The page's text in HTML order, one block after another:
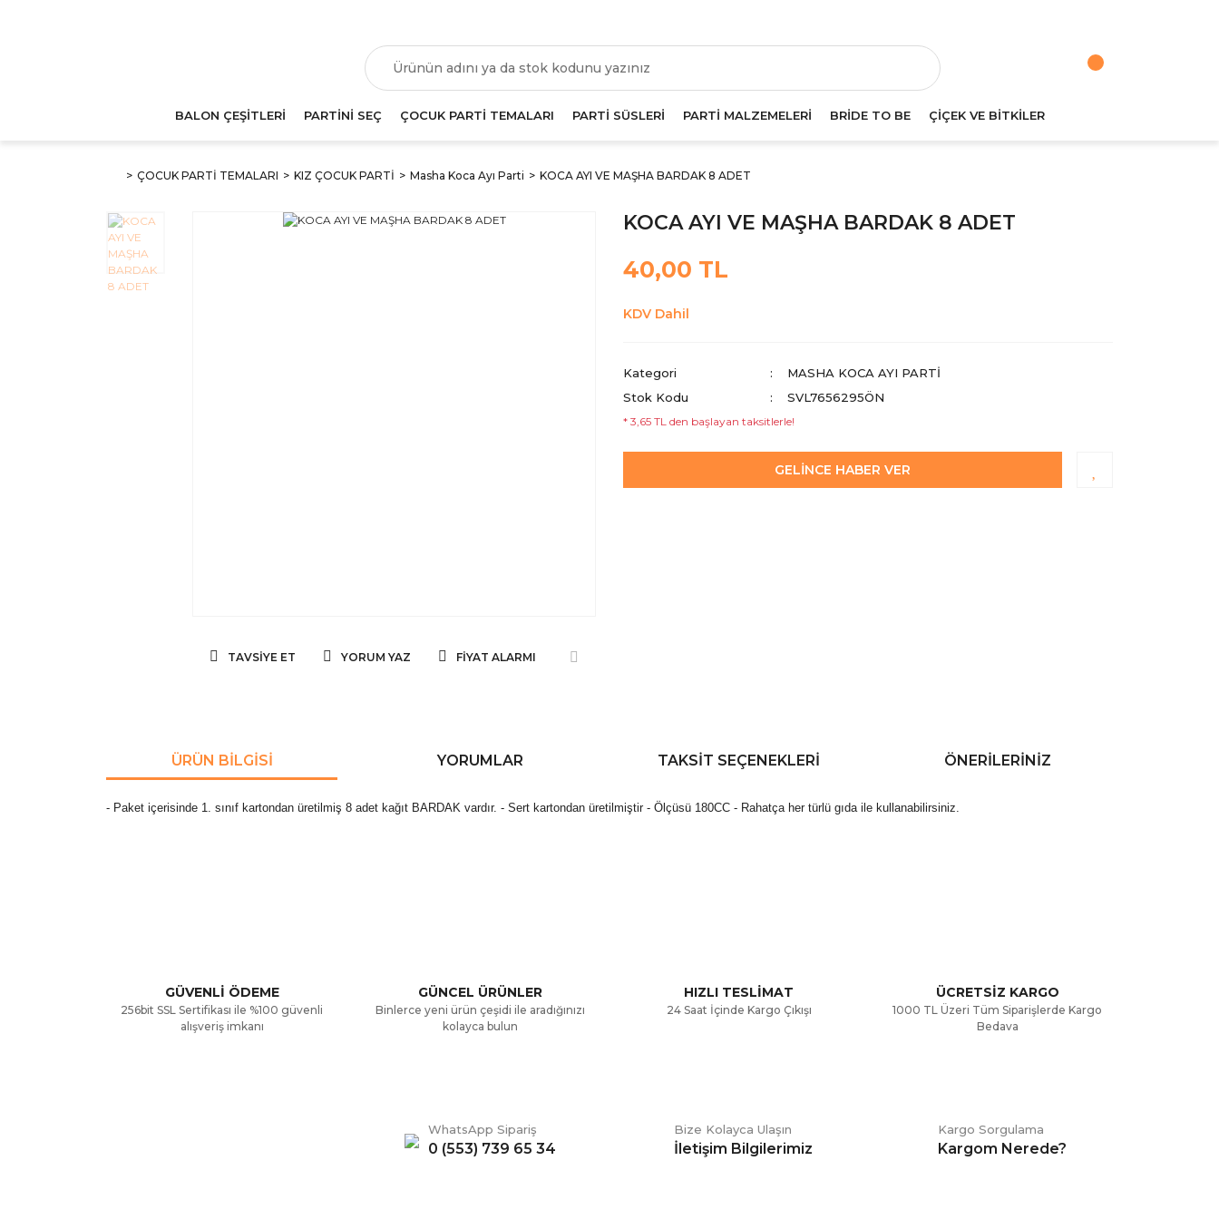
BALON ÇEŞİTLERİ PARTİNİ SEÇ ÇOCUK PARTİ TEMALARI PARTİ SÜSLERİ PARTİ MALZEMELERİ BRİDE TO BE ÇİÇEK VE BİTKİLER
ÇOCUK PARTİ TEMALARI KIZ ÇOCUK PARTİ Masha Koca Ayı Parti KOCA AYI VE MAŞHA BARDAK 8 ADET
TAVSIYE ET YORUM YAZ FIYAT ALARMI
KOCA AYI VE MAŞHA BARDAK 8 ADET
40,00 TL
KDV Dahil
Kategori
MASHA KOCA AYI PARTI
Stok Kodu
SVL7656295ÖN
* 3,65 TL den başlayan taksitlerle!
GELİNCE HABER VER
ÜRÜN BILGISI YORUMLAR TAKSIT SEÇENEKLERI ÖNERILERINIZ
- Paket içerisinde 1. sınıf kartondan üretilmiş 8 adet kağıt BARDAK vardır. - Sert kartondan üretilmiştir - Ölçüsü 180CC - Rahatça her türlü gıda ile kullanabilirsiniz.
Ürün açıklamasında eksik bilgiler bulunuyor.
Ürün bilgilerinde hatalar bulunuyor.
GÜVENLİ ÖDEME
256bit SSL Sertifikası ile %100 güvenli
alışveriş imkanı
GÜNCEL ÜRÜNLER
Binlerce yeni ürün çeşidi ile aradığınızı
kolayca bulun
HIZLI TESLİMAT
24 Saat İçinde Kargo Çıkışı
ÜCRETSİZ KARGO
1000 TL Üzeri Tüm Siparişlerde Kargo
Bedava
WhatsApp Sipariş
0 (553) 739 65 34
Bize Kolayca Ulaşın
İletişim Bilgilerimiz
Kargo Sorgulama
Kargom Nerede?